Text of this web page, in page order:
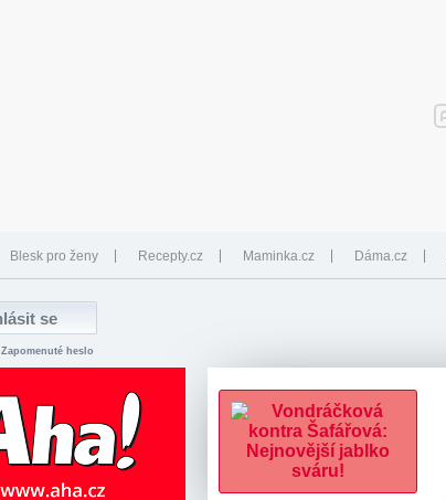
Blesk pro ženy Recepty.cz Maminka.cz Dáma.cz
Zapomenuté heslo